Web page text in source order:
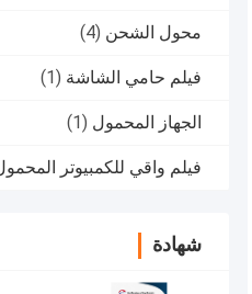
محول الشحن (4)
فيلم حامي الشاشة (1)
الجهاز المحمول (1)
فيلم واقي للكمبيوتر
شهادة